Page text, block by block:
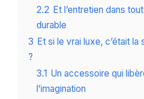
2.2 Et l’entretien dans
durable
3 Et si le vrai luxe, c’était
?
3.1 Un accessoire qui
l’imagination